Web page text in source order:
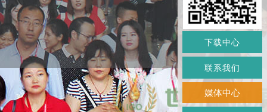
下载中心
联系我们
媒体中心